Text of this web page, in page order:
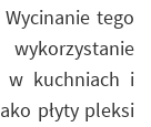
tego
w kuchniach i
płyty pleksi